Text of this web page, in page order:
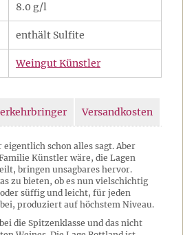
8.0 g/l
enthält Sulfite
Weingut Künstler
Versandkosten
schon alles sagt. Aber
Künstler wäre, die Lagen
bringen unsagbares hervor.
zu bieten, ob es nun vielschichtig
süffig und leicht, für jeden
produziert auf höchstem Niveau.
die Spitzenklasse und das nicht